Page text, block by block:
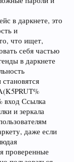
в даркнете, это
и
что ищет,
себя частью
в даркнете
вход Ссылка
и зеркала
даже если
проверенные